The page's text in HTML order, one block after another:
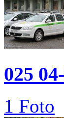
025
1 Foto